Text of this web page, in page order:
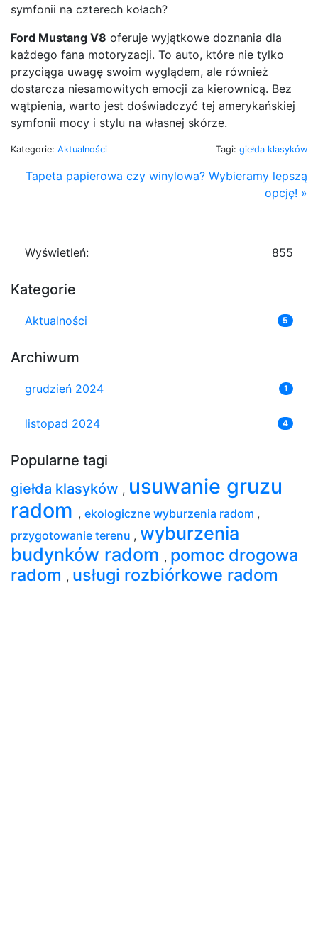
symfonii na czterech kołach?
Ford Mustang V8 oferuje wyjątkowe doznania dla
każdego fana motoryzacji. To auto, które nie tylko
przyciąga uwagę swoim wyglądem, ale również
dostarcza niesamowitych emocji za kierownicą. Bez
wątpienia, warto jest doświadczyć tej amerykańskiej
symfonii mocy i stylu na własnej skórze.
Kategorie: Aktualności Tagi: giełda klasyków
Tapeta papierowa czy winylowa? Wybieramy lepszą
opcję! »
Wyświetleń: 855
Kategorie
Aktualności 5
Archiwum
grudzień 2024 1
listopad 2024 4
Popularne tagi
giełda klasyków , usuwanie gruzu
radom , ekologiczne wyburzenia radom ,
przygotowanie terenu , wyburzenia
budynków radom , pomoc drogowa
radom , usługi rozbiórkowe radom